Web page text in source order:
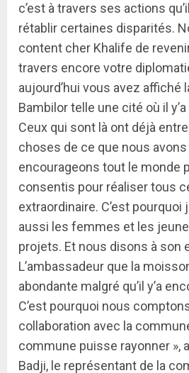
c’est à travers ses actions
rétablir certaines disparités.
content cher Khalife de
travers encore votre
aujourd’hui vous avez affiché
Bambilor telle une cité où il
Ceux qui sont là ont déjà
choses de ce que nous
encourageons tout le monde
consentis pour réaliser tous
extraordinaire. C’est
aussi les femmes et les
projets. Et nous disons à son
L’ambassadeur que la
abondante malgré qu’il y’a
C’est pourquoi nous
collaboration avec la
commune puisse rayonner »,
Badji, le représentant de la